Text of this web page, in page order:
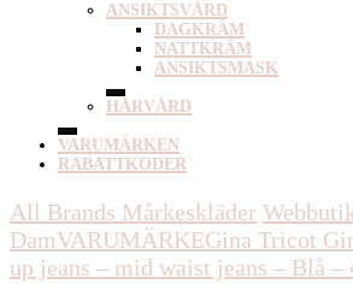
ANSIKTSVÅRD
DAGKRÄM
NATTKRÄM
ANSIKTSMASK
HÅRVÅRD
VARUMÄRKEN
RABATTKODER
All Brands Mårkeskläder
DamVARUMÄRKEGina Tricot
up jeans – mid waist jeans – Blå –